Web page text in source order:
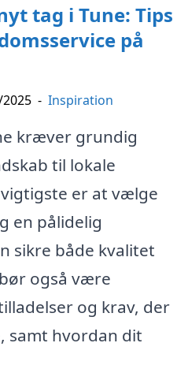
tag i Tune: Tips
på
- Inspiration
kræver grundig
til lokale
er at vælge
en pålidelig
sikre både kvalitet
også være
og krav, der
samt hvordan dit